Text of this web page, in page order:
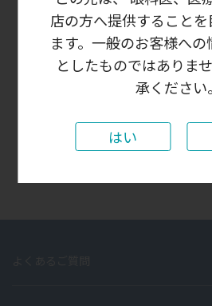
パスワードをお忘
はじめての方はこちら新
店の方へ提供することを
ます。一般のお客様へ
としたものではありま
承ください。
はい